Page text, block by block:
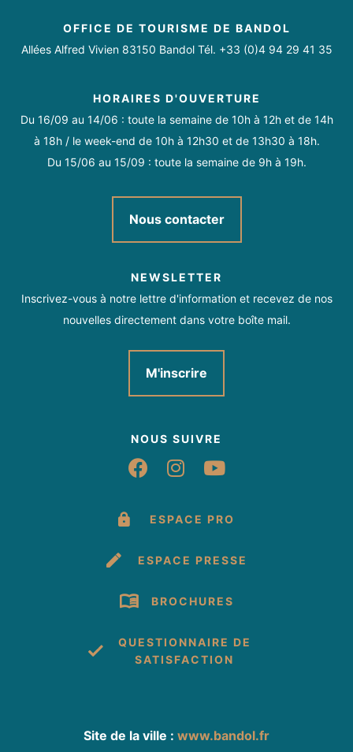
OFFICE DE TOURISME DE BANDOL
Allées Alfred Vivien 83150 Bandol Tél. +33 (0)4 94 29 41 35
HORAIRES D'OUVERTURE
Du 16/09 au 14/06 : toute la semaine de 10h à 12h et de 14h
à 18h / le week-end de 10h à 12h30 et de 13h30 à 18h.
Du 15/06 au 15/09 : toute la semaine de 9h à 19h.
Nous contacter
NEWSLETTER
Inscrivez-vous à notre lettre d'information et recevez de nos
nouvelles directement dans votre boîte mail.
M'inscrire
NOUS SUIVRE
Suivez-nous sur
Suivez-nous sur
Suivez-nous
ESPACE PRO
ESPACE PRESSE
BROCHURES
QUESTIONNAIRE DE
SATISFACTION
Site de la ville : www.bandol.fr